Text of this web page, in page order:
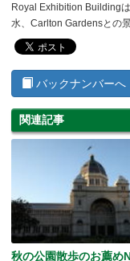
Royal Exhibition Building
水、Carlton Gardensとの
バックナンバーへ
関連記事
秋の公園散歩のお薦め